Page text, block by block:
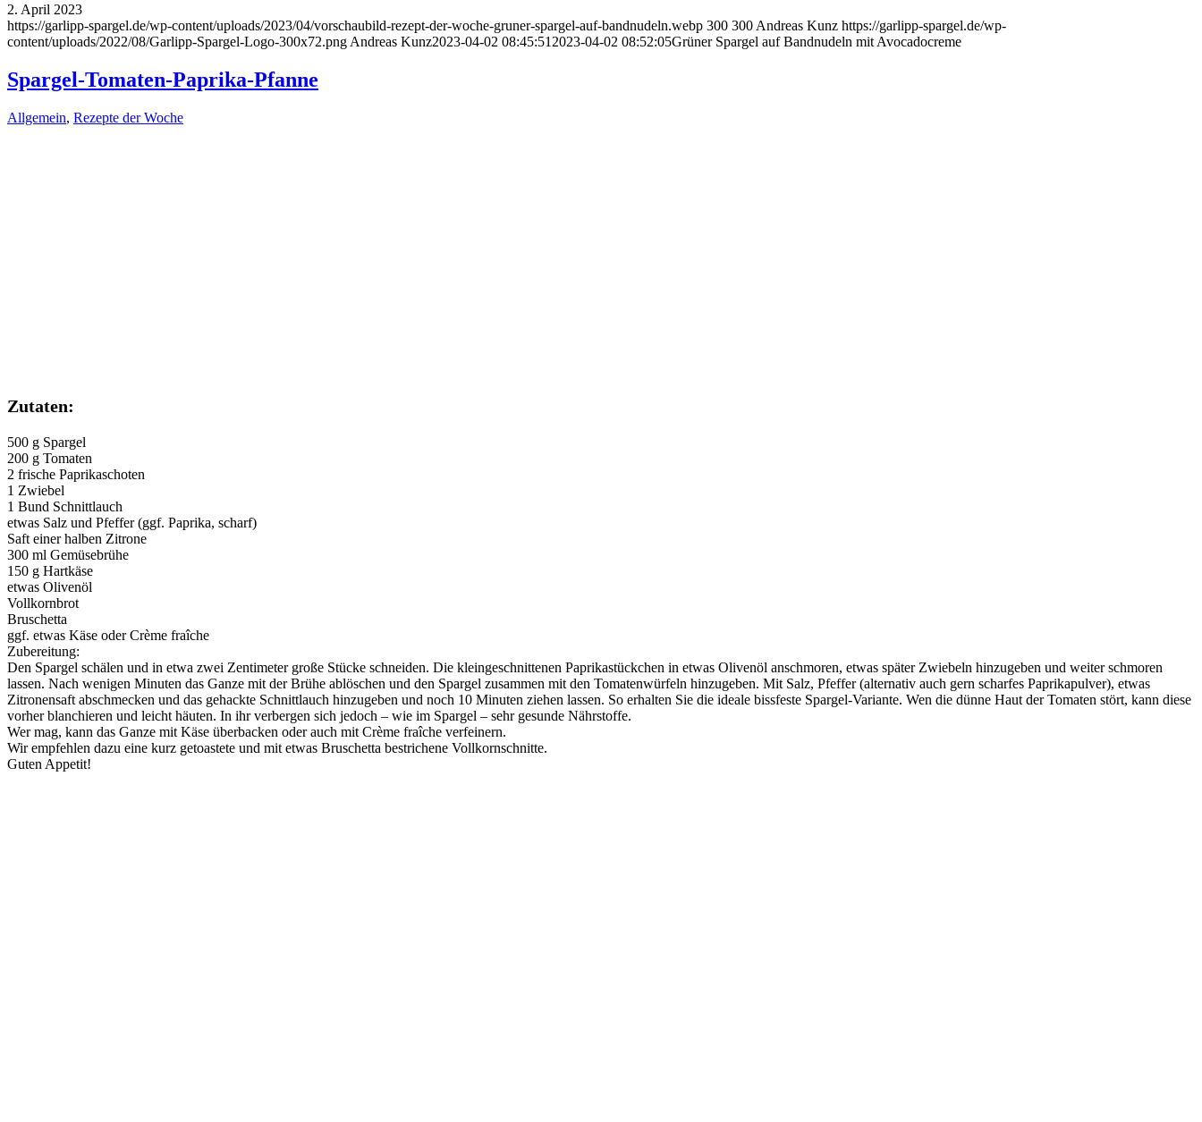
2. April 2023
https://garlipp-spargel.de/wp-content/uploads/2023/04/vorschaubild-rezept-der-woche-gruner-spargel-auf-bandnudeln.webp 300 300 Andreas Kunz https://garlipp-spargel.de/wp-
content/uploads/2022/08/Garlipp-Spargel-Logo-300x72.png Andreas Kunz2023-04-02 08:45:51 2023-04-02 08:52:05Grüner Spargel auf Bandnudeln mit Avocadocreme
Spargel-Tomaten-Paprika-Pfanne
Allgemein, Rezepte der Woche
Zutaten:
500 g Spargel
200 g Tomaten
2 frische Paprikaschoten
1 Zwiebel
1 Bund Schnittlauch
etwas Salz und Pfeffer (ggf. Paprika, scharf)
Saft einer halben Zitrone
300 ml Gemüsebrühe
150 g Hartkäse
etwas Olivenöl
Vollkornbrot
Bruschetta
ggf. etwas Käse oder Crème fraîche
Zubereitung:
Den Spargel schälen und in etwa zwei Zentimeter große Stücke schneiden. Die kleingeschnittenen Paprikastückchen in etwas Olivenöl anschmoren, etwas später Zwiebeln hinzugeben und weiter schmoren
lassen. Nach wenigen Minuten das Ganze mit der Brühe ablöschen und den Spargel zusammen mit den Tomatenwürfeln hinzugeben. Mit Salz, Pfeffer (alternativ auch gern scharfes Paprikapulver), etwas
Zitronensaft abschmecken und das gehackte Schnittlauch hinzugeben und noch 10 Minuten ziehen lassen. So erhalten Sie die ideale bissfeste Spargel-Variante. Wen die dünne Haut der Tomaten stört, kann diese
vorher blanchieren und leicht häuten. In ihr verbergen sich jedoch – wie im Spargel – sehr gesunde Nährstoffe.
Wer mag, kann das Ganze mit Käse überbacken oder auch mit Crème fraîche verfeinern.
Wir empfehlen dazu eine kurz getoastete und mit etwas Bruschetta bestrichene Vollkornschnitte.
Guten Appetit!